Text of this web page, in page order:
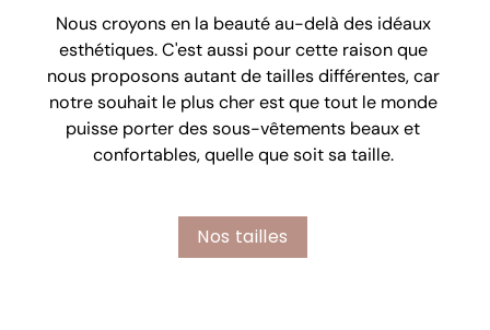
Nous croyons en la beauté au-delà des idéaux
esthétiques. C'est aussi pour cette raison que
nous proposons autant de tailles différentes, car
notre souhait le plus cher est que tout le monde
puisse porter des sous-vêtements beaux et
confortables, quelle que soit sa taille.
Nos tailles